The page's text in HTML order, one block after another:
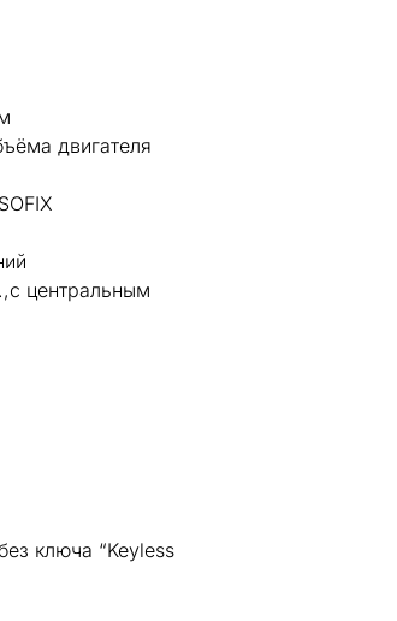
двигателя
центральным
ключа “Keyless